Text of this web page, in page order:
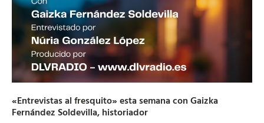
«Entrevistas al fresquito» esta semana con Gaizka
Fernández Soldevilla, historiador